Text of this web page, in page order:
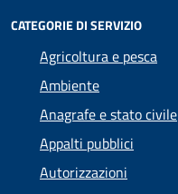
CATEGORIE DI SERVIZIO
Agricoltura e pesca
Ambiente
Anagrafe e stato civile
Appalti pubblici
Autorizzazioni